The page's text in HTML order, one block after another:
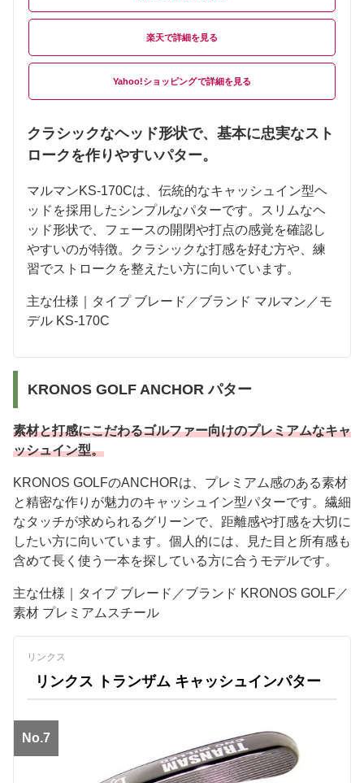
楽天
Yahoo!ショッピング
クラシックなヘッド形状で、基本に忠実なスト
ロークを作りやすいパター。
マルマンKS-170Cは、伝統的なキャッシュイン型ヘ
ッドを採用したシンプルなパターです。スリムなヘ
ッド形状で、フェースの開閉や打点の感覚を確認し
やすいのが特徴。クラシックな打感を好む方や、練
習でストロークを整えたい方に向いています。
主な仕様｜タイプ ブレード／ブランド マルマン／モ
デル KS-170C
KRONOS GOLF ANCHOR パター
素材と打感にこだわるゴルファー向けのプレミアムなキャ
ッシュイン型。
KRONOS GOLFのANCHORは、プレミアム感のある素材
と精密な作りが魅力のキャッシュイン型パターです。繊細
なタッチが求められるグリーンで、距離感や打感を大切に
したい方に向いています。個人的には、見た目と所有感も
含めて長く使う一本を探している方に合うモデルです。
主な仕様｜タイプ ブレード／ブランド KRONOS GOLF／
素材 プレミアムスチール
リンクス
リンクス トランザム キャッシュインパター
No.7